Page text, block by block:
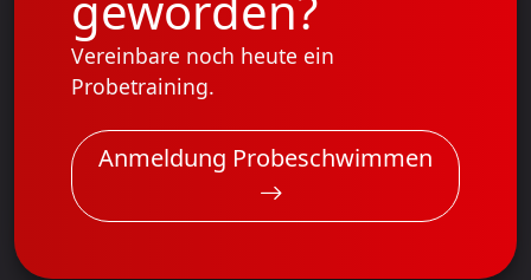
Vereinbare noch heute ein
Probetraining.
Anmeldung Probeschwimmen